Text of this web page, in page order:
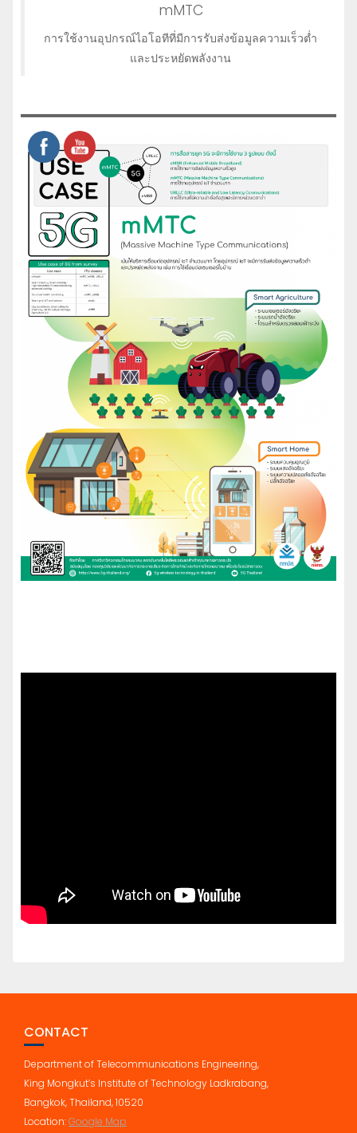
mMTC
การใช้งานอุปกรณ์ไอโอทีที่มีการรับส่งข้อมูลความเร็วต่ำ
และประหยัดพลังงาน
CONTACT
Department of Telecommunications Engineering,
King Mongkut’s Institute of Technology Ladkrabang,
Bangkok, Thailand, 10520
Location:Google Map